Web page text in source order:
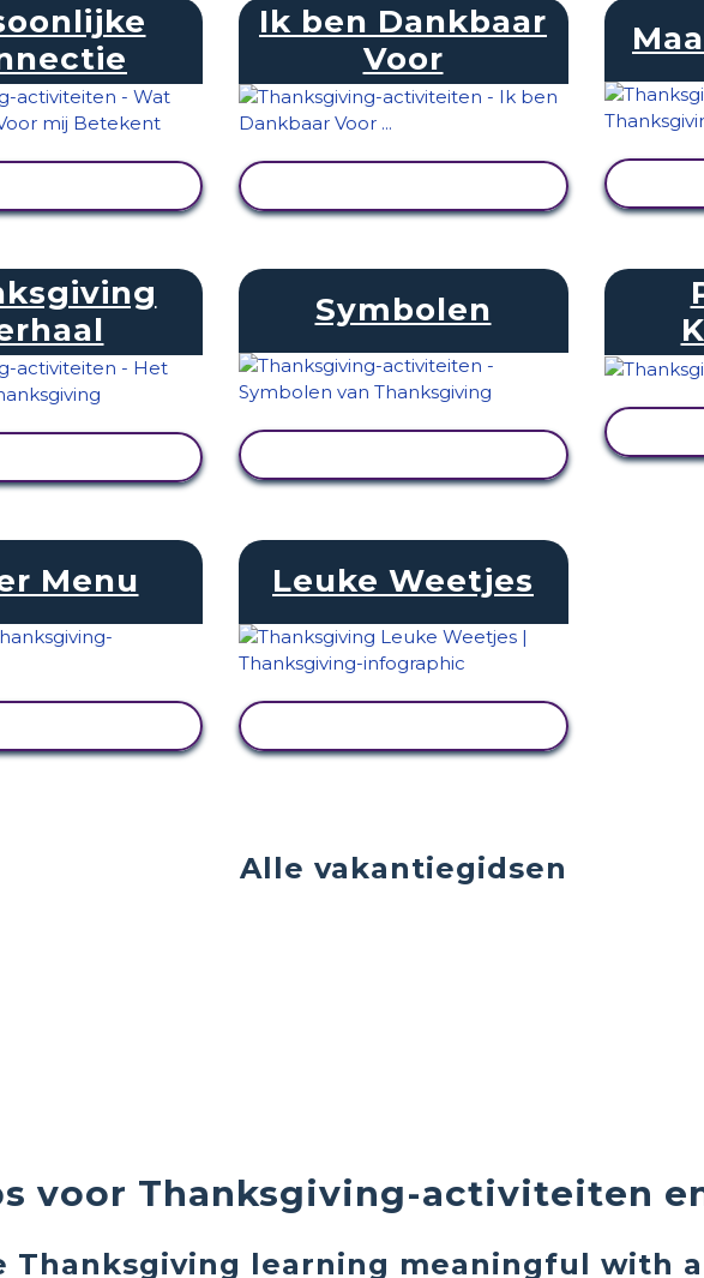
Ik ben Dankbaar
Voor
Symbolen
Menu Leuke Weetjes
Alle vakantiegidsen
voor Thanksgiving-activiteiten
Thanksgiving learning meaningful with